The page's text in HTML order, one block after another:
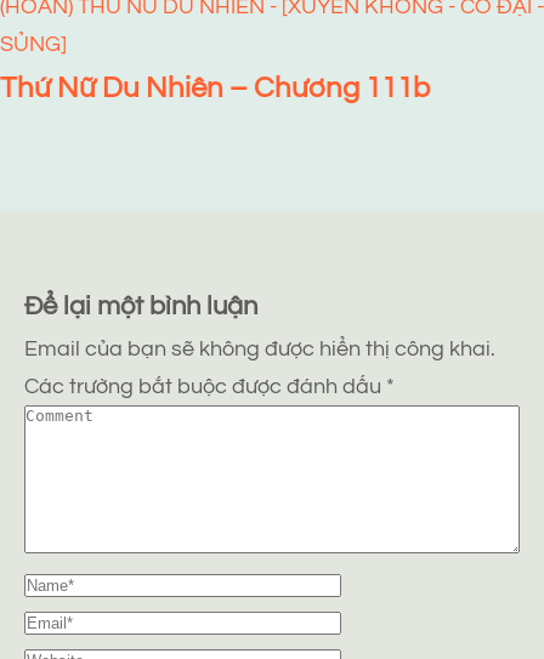
(HOÀN) THỨ NỮ DU NHIÊN - [XUYÊN KHÔNG - CỔ ĐẠI -
SỦNG]
Thứ Nữ Du Nhiên – Chương 111b
Để lại một bình luận
Email của bạn sẽ không được hiển thị công khai.
Các trường bắt buộc được đánh dấu *